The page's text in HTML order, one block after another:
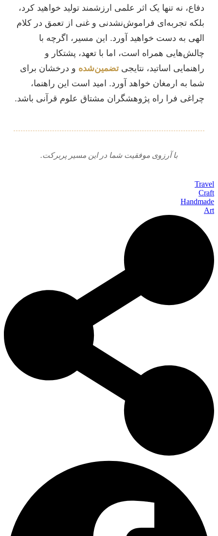
دفاع، نه تنها یک اثر علمی ارزشمند تولید خواهید کرد،
بلکه تجربه‌ای فراموش‌نشدنی و غنی از تعمق در کلام
الهی به دست خواهید آورد. این مسیر، اگرچه با
چالش‌هایی همراه است، اما با تعهد، پشتکار و
راهنمایی اساتید، نتایجی تضمین‌شده و درخشان برای
شما به ارمغان خواهد آورد. امید است این راهنما،
چراغی فرا راه پژوهشگران مشتاق علوم قرآنی باشد.
با آرزوی موفقیت شما در این مسیر پربرکت.
Travel
Craft
Handmade
Art